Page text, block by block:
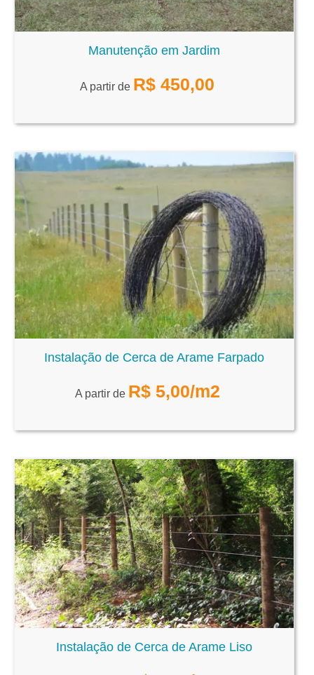
Manutenção em Jardim
A partir de R$ 450,00
Instalação de Cerca de Arame Farpado
A partir de R$ 5,00/m2
Instalação de Cerca de Arame Liso